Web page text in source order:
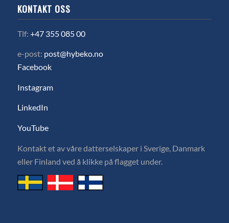
KONTAKT OSS
Tlf: +47 355 085 00
e-post: post@hybeko.no
Facebook
Instagram
LinkedIn
YouTube
Kontakt et av våre datterselskaper i Sverige, Danmark
eller Finland ved å klikke på flagget under.